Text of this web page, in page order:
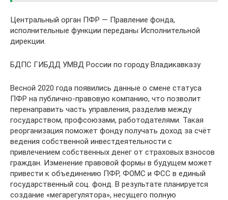
Центральный орган ПФР — Правление фонда,
исполнительные функции переданы Исполнительной
дирекции.
БДПС ГИБДД УМВД России по городу Владикавказу
Весной 2020 года появились данные о смене статуса
ПФР на публично-правовую компанию, что позволит
перенаправить часть управления, разделив между
государством, профсоюзами, работодателями. Такая
реорганизация поможет фонду получать доход за счёт
ведения собственной инвестдеятельности с
привлечением собственных денег от страховых взносов
граждан. Изменение правовой формы в будущем может
привести к объединению ПФР, ФОМС и ФСС в единый
государственный соц. фонд. В результате планируется
создание «мегарегулятора», несущего полную